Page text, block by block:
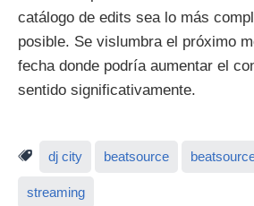
catálogo de edits sea lo más
posible. Se vislumbra el próximo
fecha donde podría aumentar el
sentido significativamente.
dj city beatsource
streaming